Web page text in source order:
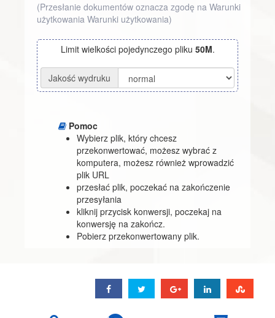
(Przesłanie dokumentów oznacza zgodę na Warunki
użytkowania Warunki użytkowania)
Limit wielkości pojedynczego pliku 50M.
Jakość wydruku
Pomoc
Wybierz plik, który chcesz
przekonwertować, możesz wybrać z
komputera, możesz również wprowadzić
plik URL
przesłać plik, poczekać na zakończenie
przesyłania
kliknij przycisk konwersji, poczekaj na
konwersję na zakończ.
Pobierz przekonwertowany plik.